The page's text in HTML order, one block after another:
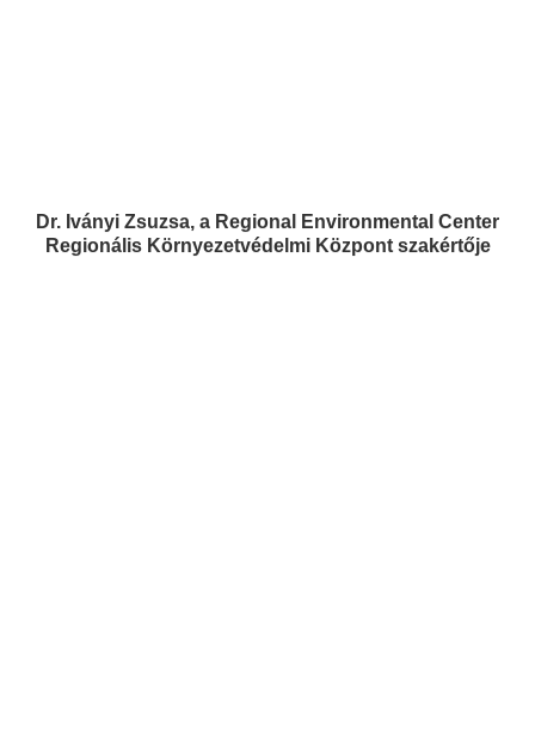
Dr. Iványi Zsuzsa, a Regional Environmental Center
Regionális Környezetvédelmi Központ szakértője